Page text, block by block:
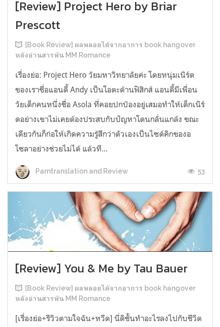
[Review] Project Hero by Briar
Prescott
[Book Review] ผลพลอยได้จากอาการ book hangover
หลังอ่านสารพัน MM Romance
เรื่องย่อ: Project Hero วัยมหาวิทยาลัยค่ะ โดยหนุ่มเนิร์ด
ของเราชื่อแอนดี้ Andy เป็นโอตะด้านฟิสิกส์ แอนดี้มีเพื่อน
วัยเด็กคนหนึ่งชื่อ Asola ที่คอยปกป้องอยู่เสมอทำให้เด็กเนิร์
ดอย่างเขาไม่เคยต้องประสบกับปัญหาโดนกลั่นแกล้ง ขณะ
เดียวกันก็ก่อให้เกิดความรู้สึกว่าตัวเองเป็นไซด์คิกของอ
โซลาอย่างช่วยไม่ได้ แล้วที...
Parntranslation and Review 53
[Review] You & Me by Tau Bauer
[Book Review] ผลพลอยได้จากอาการ book hangover
หลังอ่านสารพัน MM Romance
[เรื่องย่อ+รีวิวตามใจฉัน+หวีด] นี่ดิชั้นทำอะไรลงไปกับชีวิต